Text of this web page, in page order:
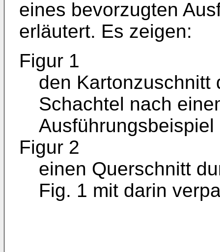
eines bevorzugten
erläutert. Es zeigen:
Figur 1
den Kartonzuschnitt
Schachtel nach
Ausführungsbeispiel
Figur 2
einen Querschnitt
Fig. 1 mit darin